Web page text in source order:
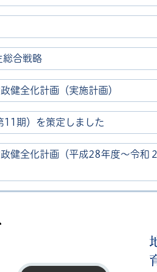
総合戦略
健全化計画（実施計画）
11期）を策定しました
健全化計画（平成28年度～令和